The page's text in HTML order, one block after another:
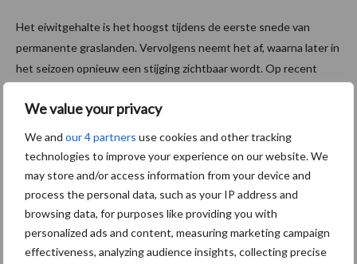
We value your privacy
We and our 4 partners use cookies and other tracking
technologies to improve your experience on our website. We
may store and/or access information from your device and
process the personal data, such as your IP address and
browsing data, for purposes like providing you with
personalized ads and content, measuring marketing campaign
effectiveness, analyzing audience insights, collecting precise
Het eiwitgehalte is het hoogst tijdens de eerste snede van
permanente graslanden. Vervolgens neemt het af, waarna later in
het seizoen opnieuw een stijging zichtbaar wordt. Op recent
vrijwel gelijk aan die van permanente graslanden.
Volgens het onderzoek hangt deze ontwikkeling samen met een
groter aandeel kruiden en klavers vanaf de derde snede.
Tegelijkertijd neemt de biomassa gedurende het groeiseizoen
geleidelijk af, nadat in het voorjaar de hoogste opbrengsten zijn
Bron en beeld: VLM